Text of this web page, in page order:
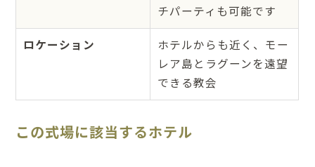
チパーティも可能です
ロケーション
ホテルからも近く、モー
レア島とラグーンを遠望
できる教会
この式場に該当するホテル